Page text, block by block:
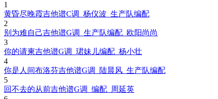
1
黄昏尽晚霞吉他谱C调_杨仪波_生产队编配
2
别为难自己吉他谱G调_生产队编配_欧阳尚尚
3
你的请柬吉他谱G调_珺妹儿编配_杨小壮
4
你是人间布洛芬吉他谱G调_陆晨风_生产队编配
5
回不去的从前吉他谱G调_编配_周延英